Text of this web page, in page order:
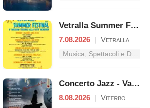
Vetralla Summer Festival
7.08.2026 | Vetralla
Musica, Spettacoli e Danza nel Lazio
Concerto Jazz - Van Gogh
8.08.2026 | Viterbo